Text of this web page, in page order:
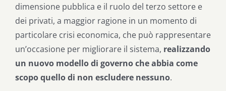
dimensione pubblica e il ruolo del terzo settore e
dei privati, a maggior ragione in un momento di
particolare crisi economica, che può rappresentare
un’occasione per migliorare il sistema, realizzando
un nuovo modello di governo che abbia come
scopo quello di non escludere nessuno.